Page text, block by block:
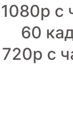
iMac
1080p с
60
720p с